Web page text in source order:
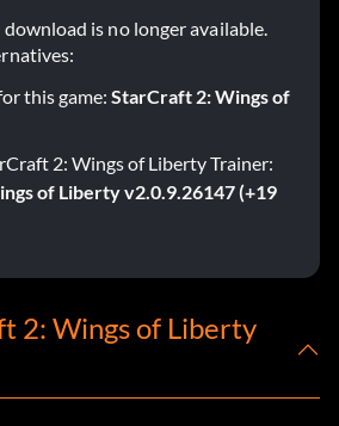
is no longer available.
this game: StarCraft 2: Wings of
2: Wings of Liberty Trainer:
of Liberty v2.0.9.26147 (+19
2: Wings of Liberty